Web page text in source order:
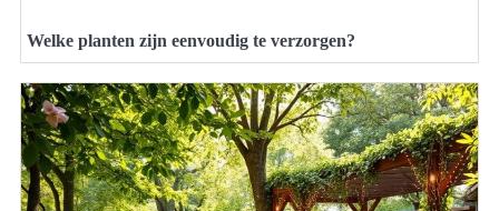
Welke planten zijn eenvoudig te verzorgen?